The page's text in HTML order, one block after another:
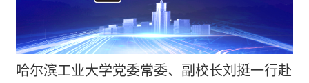
哈尔滨工业大学党委常委、副校长刘挺一行赴